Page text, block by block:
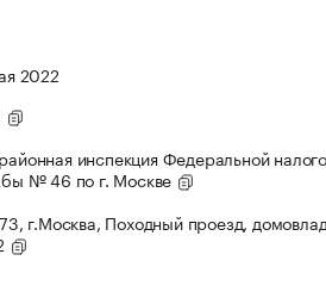
2022
инспекция Федеральной
№ 46 по г. Москве
г.Москва, Походный проезд,